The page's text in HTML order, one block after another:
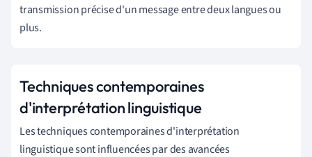
transmission précise d'un message entre deux langues ou
plus.
Techniques contemporaines
d'interprétation linguistique
Les techniques contemporaines d'interprétation
linguistique sont influencées par des avancées